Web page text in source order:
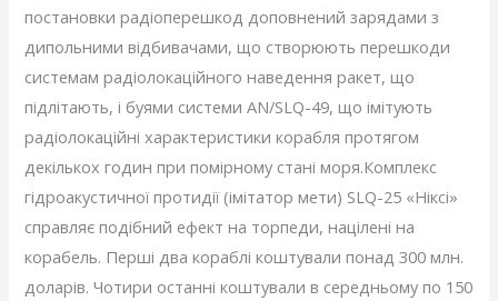
постановки радіоперешкод доповнений зарядами з
дипольними відбивачами, що створюють перешкоди
системам радіолокаційного наведення ракет, що
підлітають, і буями системи AN/SLQ-49, що імітують
радіолокаційні характеристики корабля протягом
декількох годин при помірному стані моря.Комплекс
гідроакустичної протидії (імітатор мети) SLQ-25 «Ніксі»
справляє подібний ефект на торпеди, націлені на
корабель. Перші два кораблі коштували понад 300 млн.
доларів. Чотири останні коштували в середньому по 150